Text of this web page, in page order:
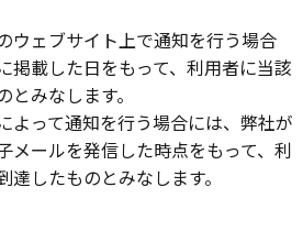
ウェブサイト上で通知を行う場合
掲載した日をもって、利用者に当該
とみなします。
よって通知を行う場合には、弊社が
メールを発信した時点をもって、利
達したものとみなします。